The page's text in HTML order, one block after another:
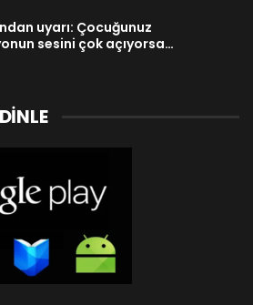
uyarı: Çocuğunuz
sesini çok açıyorsa…